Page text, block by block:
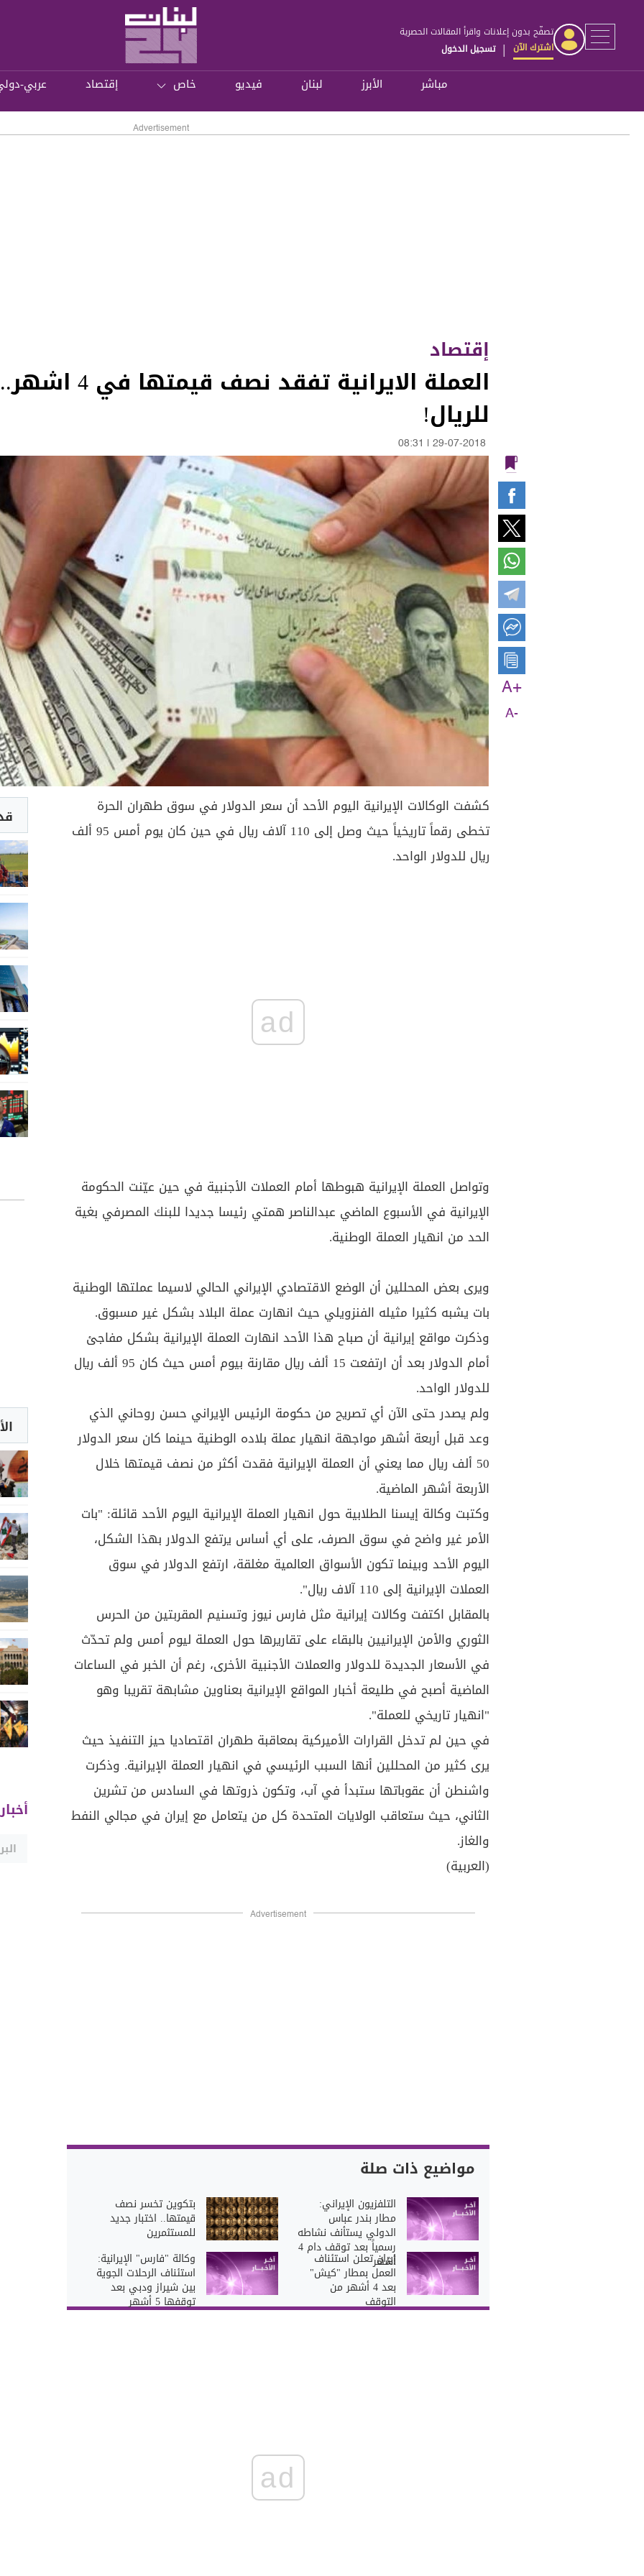
تصفّح بدون إعلانات واقرأ المقالات الحصرية
اشترك الآن | تسجيل الدخول
مباشر الأبرز لبنان فيديو خاص إقتصاد عربي-
Advertisement
إقتصاد
العملة
للريال!
29-07-2018
08:31
A+
A-
كشفت الوكالات الإيرانية اليوم الأحد أن سعر الدولار في سوق طهران الحرة
تخطى رقماً تاريخياً حيث وصل إلى 110 آلاف ريال في حين كان يوم أمس 95 ألف
ريال للدولار الواحد.
ad
وتواصل العملة الإيرانية هبوطها أمام العملات الأجنبية في حين عيّنت الحكومة
الإيرانية في الأسبوع الماضي عبدالناصر همتي رئيسا جديدا للبنك المصرفي بغية
الحد من انهيار العملة الوطنية.
ويرى بعض المحللين أن الوضع الاقتصادي الإيراني الحالي لاسيما عملتها الوطنية
بات يشبه كثيرا مثيله الفنزويلي حيث انهارت عملة البلاد بشكل غير مسبوق.
وذكرت مواقع إيرانية أن صباح هذا الأحد انهارت العملة الإيرانية بشكل مفاجئ
أمام الدولار بعد أن ارتفعت 15 ألف ريال مقارنة بيوم أمس حيث كان 95 ألف ريال
للدولار الواحد.
ولم يصدر حتى الآن أي تصريح من حكومة الرئيس الإيراني حسن روحاني الذي
وعد قبل أربعة أشهر مواجهة انهيار عملة بلاده الوطنية حينما كان سعر الدولار
50 ألف ريال مما يعني أن العملة الإيرانية فقدت أكثر من نصف قيمتها خلال
الأربعة أشهر الماضية.
وكتبت وكالة إيسنا الطلابية حول انهيار العملة الإيرانية اليوم الأحد قائلة: "بات
الأمر غير واضح في سوق الصرف، على أي أساس يرتفع الدولار بهذا الشكل،
اليوم الأحد وبينما تكون الأسواق العالمية مغلقة، ارتفع الدولار في سوق
العملات الإيرانية إلى 110 آلاف ريال".
بالمقابل اكتفت وكالات إيرانية مثل فارس نيوز وتسنيم المقربتين من الحرس
الثوري والأمن الإيرانيين بالبقاء على تقاريرها حول العملة ليوم أمس ولم تحدّث
في الأسعار الجديدة للدولار والعملات الأجنبية الأخرى، رغم أن الخبر في الساعات
الماضية أصبح في طليعة أخبار المواقع الإيرانية بعناوين مشابهة تقريبا وهو
"انهيار تاريخي للعملة".
في حين لم تدخل القرارات الأميركية بمعاقبة طهران اقتصاديا حيز التنفيذ حيث
يرى كثير من المحللين أنها السبب الرئيسي في انهيار العملة الإيرانية. وذكرت
واشنطن أن عقوباتها ستبدأ في آب، وتكون ذروتها في السادس من تشرين
الثاني، حيث ستعاقب الولايات المتحدة كل من يتعامل مع إيران في مجالي النفط
والغاز.
(العربية)
Advertisement
مواضيع ذات صلة
التلفزيون الإيراني:
مطار بندر عباس
الدولي يستأنف نشاطه
رسمياً بعد توقف دام 4
أشهر
بتكوين تخسر نصف
قيمتها.. اختبار جديد
للمستثمرين
إيران تعلن استئناف
العمل بمطار "كيش"
بعد 4 أشهر من
التوقف
وكالة "فارس" الإيرانية:
استئناف الرحلات الجوية
بين شيراز ودبي بعد
توقفها 5 أشهر
ad